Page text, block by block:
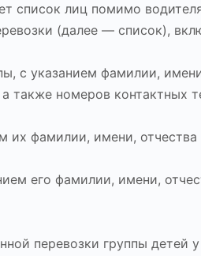
список лиц помимо
(далее — список),
с указанием фамилии,
также номеров контактных
фамилии, имени, отчества
его фамилии, имени,
перевозки группы детей